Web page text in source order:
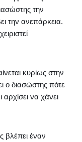
την
την ανεπάρκεια.
κυρίως στην
ο διασώστης πότε
να χάνει
βλέπει έναν